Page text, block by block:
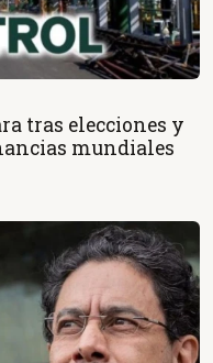
tras elecciones y
mundiales